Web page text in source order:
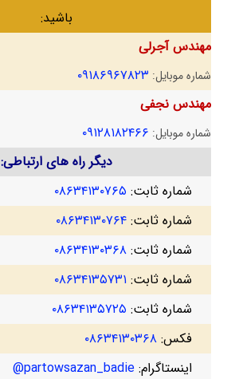
باشید:
مهندس آجرلی
شماره موبایل: ۰۹۱۸۶۹۶۷۸۲۳
مهندس نجفی
شماره موبایل: ۰۹۱۲۸۱۸۲۴۶۶
دیگر راه های ارتباطی:
شماره ثابت: ۰۸۶۳۴۱۳۰۷۶۵
شماره ثابت: ۰۸۶۳۴۱۳۰۷۶۴
شماره ثابت: ۰۸۶۳۴۱۳۰۳۶۸
شماره ثابت: ۰۸۶۳۴۱۳۵۷۳۱
شماره ثابت: ۰۸۶۳۴۱۳۵۷۲۵
فکس: ۰۸۶۳۴۱۳۰۳۶۸
اینستاگرام: partowsazan_badie@